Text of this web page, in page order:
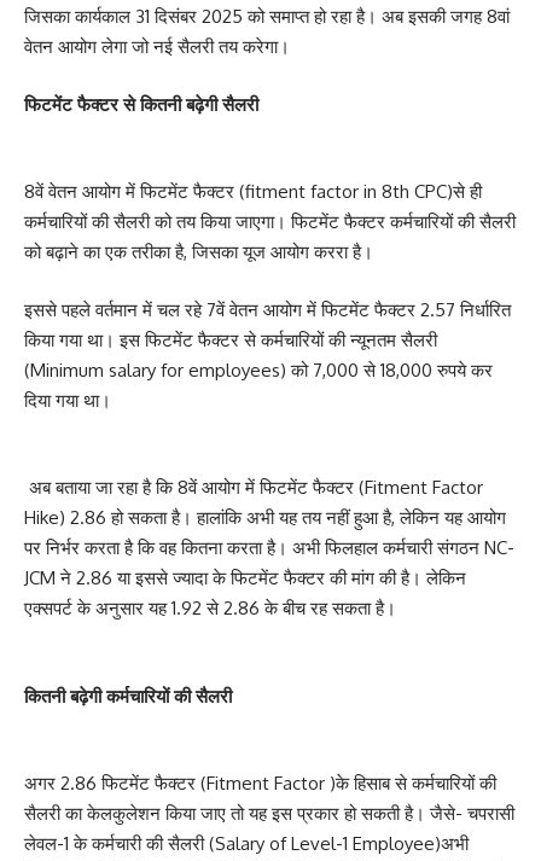
जिसका कार्यकाल 31 दिसंबर 2025 को समाप्त हो रहा है। अब इसकी जगह 8वां
वेतन आयोग लेगा जो नई सैलरी तय करेगा।
फिटमेंट फैक्टर से कितनी बढ़ेगी सैलरी
8वें वेतन आयोग में फिटमेंट फैक्टर (fitment factor in 8th CPC)से ही
कर्मचारियों की सैलरी को तय किया जाएगा। फिटमेंट फैक्टर कर्मचारियों की सैलरी
को बढ़ाने का एक तरीका है, जिसका यूज आयोग कररा है।
इससे पहले वर्तमान में चल रहे 7वें वेतन आयोग में फिटमेंट फैक्टर 2.57 निर्धारित
किया गया था। इस फिटमेंट फैक्टर से कर्मचारियों की न्यूनतम सैलरी
(Minimum salary for employees) को 7,000 से 18,000 रुपये कर
दिया गया था।
अब बताया जा रहा है कि 8वें आयोग में फिटमेंट फैक्टर (Fitment Factor
Hike) 2.86 हो सकता है। हालांकि अभी यह तय नहीं हुआ है, लेकिन यह आयोग
पर निर्भर करता है कि वह कितना करता है। अभी फिलहाल कर्मचारी संगठन NC-
JCM ने 2.86 या इससे ज्यादा के फिटमेंट फैक्टर की मांग की है। लेकिन
एक्सपर्ट के अनुसार यह 1.92 से 2.86 के बीच रह सकता है।
कितनी बढ़ेगी कर्मचारियों की सैलरी
अगर 2.86 फिटमेंट फैक्टर (Fitment Factor )के हिसाब से कर्मचारियों की
सैलरी का केलकुलेशन किया जाए तो यह इस प्रकार हो सकती है। जैसे- चपरासी
लेवल-1 के कर्मचारी की सैलरी (Salary of Level-1 Employee)अभी